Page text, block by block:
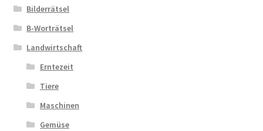
Bilderrätsel
B-Worträtsel
Landwirtschaft
Erntezeit
Tiere
Maschinen
Gemüse